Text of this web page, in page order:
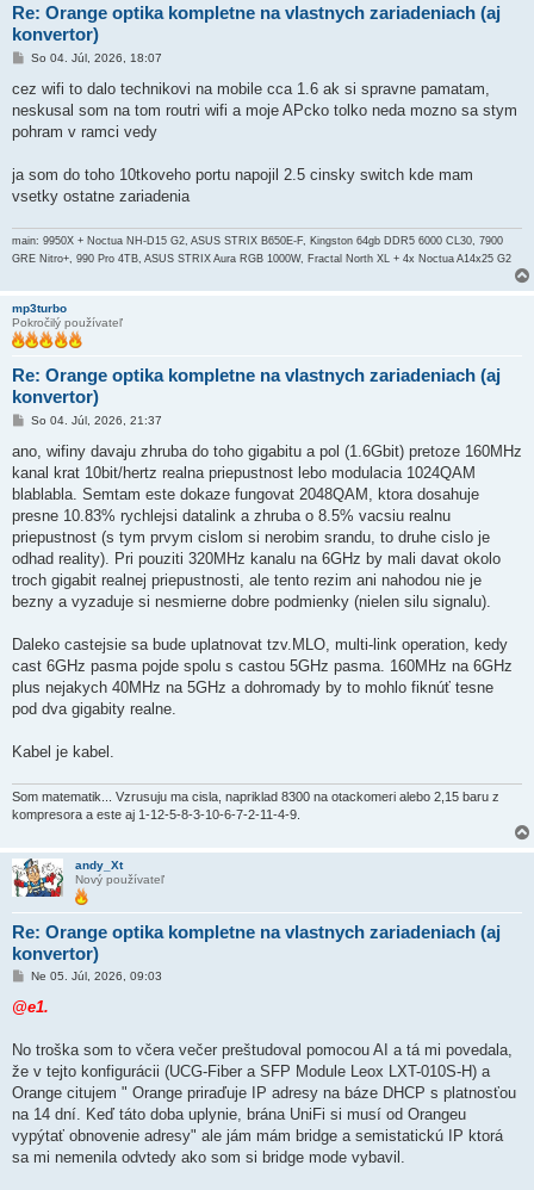
Re: Orange optika kompletne na vlastnych zariadeniach (aj
konvertor)
P
í
p
e
k
So 04. Júl, 2026, 18:07
cez wifi to dalo technikovi na mobile cca 1.6 ak si spravne pamatam,
neskusal som na tom routri wifi a moje APcko tolko neda mozno sa stym
pohram v ramci vedy
ja som do toho 10tkoveho portu napojil 2.5 cinsky switch kde mam
vsetky ostatne zariadenia
main: 9950X + Noctua NH-D15 G2, ASUS STRIX B650E-F, Kingston 64gb DDR5 6000 CL30, 7900
GRE Nitro+, 990 Pro 4TB, ASUS STRIX Aura RGB 1000W, Fractal North XL + 4x Noctua A14x25 G2
mp3turbo
Pokročilý používateľ
Re: Orange optika kompletne na vlastnych zariadeniach (aj
konvertor)
P
í
p
e
o
k
So 04. Júl, 2026, 21:37
ano, wifiny davaju zhruba do toho gigabitu a pol (1.6Gbit) pretoze 160MHz
kanal krat 10bit/hertz realna priepustnost lebo modulacia 1024QAM
blablabla. Semtam este dokaze fungovat 2048QAM, ktora dosahuje
presne 10.83% rychlejsi datalink a zhruba o 8.5% vacsiu realnu
priepustnost (s tym prvym cislom si nerobim srandu, to druhe cislo je
odhad reality). Pri pouziti 320MHz kanalu na 6GHz by mali davat okolo
troch gigabit realnej priepustnosti, ale tento rezim ani nahodou nie je
bezny a vyzaduje si nesmierne dobre podmienky (nielen silu signalu).
Daleko castejsie sa bude uplatnovat tzv.MLO, multi-link operation, kedy
cast 6GHz pasma pojde spolu s castou 5GHz pasma. 160MHz na 6GHz
plus nejakych 40MHz na 5GHz a dohromady by to mohlo fiknúť tesne
pod dva gigabity realne.
Kabel je kabel.
Som matematik... Vzrusuju ma cisla, napriklad 8300 na otackomeri alebo 2,15 baru z
kompresora a este aj 1-12-5-8-3-10-6-7-2-11-4-9.
andy_Xt
Nový používateľ
Re: Orange optika kompletne na vlastnych zariadeniach (aj
konvertor)
P
í
e
o
k
Ne 05. Júl, 2026, 09:03
@e1.
No troška som to včera večer preštudoval pomocou AI a tá mi povedala,
že v tejto konfigurácii (UCG-Fiber a SFP Module Leox LXT-010S-H) a
Orange citujem " Orange priraďuje IP adresy na báze DHCP s platnosťou
na 14 dní. Keď táto doba uplynie, brána UniFi si musí od Orangeu
vypýtať obnovenie adresy" ale jám mám bridge a semistatickú IP ktorá
sa mi nemenila odvtedy ako som si bridge mode vybavil.